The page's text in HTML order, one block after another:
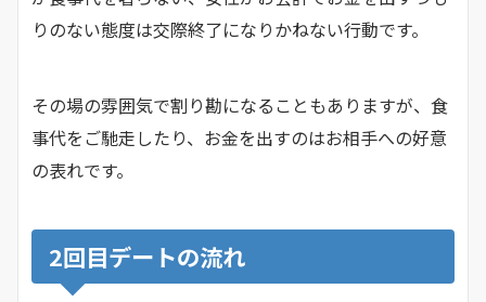
りのない態度は交際終了になりかねない行動です。
その場の雰囲気で割り勘になることもありますが、食
事代をご馳走したり、お金を出すのはお相手への好意
の表れです。
2回目デートの流れ